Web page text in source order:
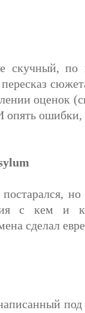
скучный,
оценок
опять
с кем и
сделал